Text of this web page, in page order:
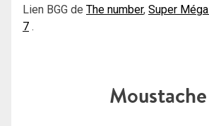
Lien BGG de The number, Super
7 .
Moustache